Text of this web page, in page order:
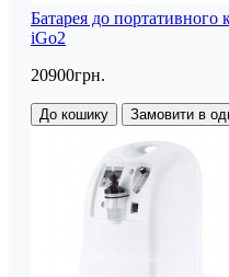
Батарея до
iGo2
20900грн.
До кошику Замовити в